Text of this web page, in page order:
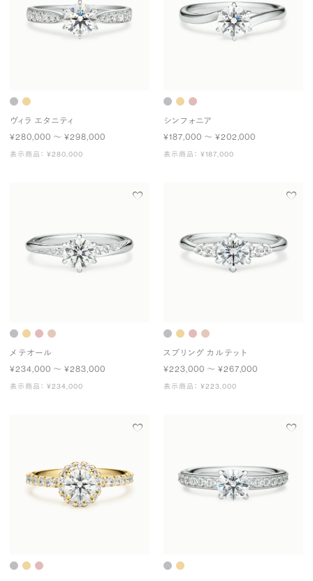
ヴィラ エタニティ
¥280,000 〜 ¥298,000
表示商品： ¥280,000
シンフォニア
¥187,000 〜 ¥202,000
表示商品： ¥187,000
メテオール
¥234,000 〜 ¥283,000
表示商品： ¥234,000
スプリング カルテット
¥223,000 〜 ¥267,000
表示商品： ¥223,000